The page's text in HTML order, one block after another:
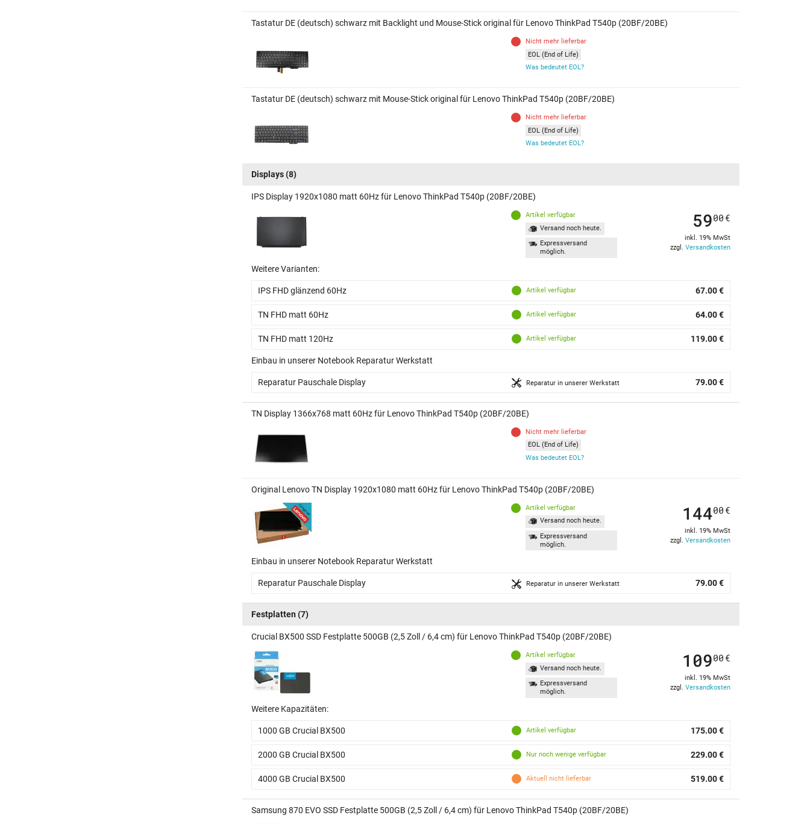
Tastatur DE (deutsch) schwarz mit Backlight und Mouse-Stick original für Lenovo ThinkPad T540p (20BF/20BE)
Nicht mehr lieferbar
EOL (End of Life)
Was bedeutet EOL?
Tastatur DE (deutsch) schwarz mit Mouse-Stick original für Lenovo ThinkPad T540p (20BF/20BE)
Nicht mehr lieferbar
EOL (End of Life)
Was bedeutet EOL?
Displays(8)
IPS Display 1920x1080 matt 60Hz für Lenovo ThinkPad T540p (20BF/20BE)
Artikel verfügbar
Versand noch heute.
Expressversand
möglich.
5900 €
inkl. 19% MwSt
zzgl. Versandkosten
Weitere Varianten:
IPS FHD glänzend 60Hz Artikel verfügbar 67.00 €
TN FHD matt 60Hz Artikel verfügbar 64.00 €
TN FHD matt 120Hz Artikel verfügbar 119.00 €
Einbau in unserer Notebook Reparatur Werkstatt
Reparatur Pauschale Display Reparatur in unserer Werkstatt 79.00 €
TN Display 1366x768 matt 60Hz für Lenovo ThinkPad T540p (20BF/20BE)
Nicht mehr lieferbar
EOL (End of Life)
Was bedeutet EOL?
Original Lenovo TN Display 1920x1080 matt 60Hz für Lenovo ThinkPad T540p (20BF/20BE)
Artikel verfügbar
Versand noch heute.
Expressversand
möglich.
14400 €
inkl. 19% MwSt
zzgl. Versandkosten
Einbau in unserer Notebook Reparatur Werkstatt
Reparatur Pauschale Display Reparatur in unserer Werkstatt 79.00 €
Festplatten (7)
Crucial BX500 SSD Festplatte 500GB (2,5 Zoll / 6,4 cm) für Lenovo ThinkPad T540p (20BF/20BE)
Artikel verfügbar
Versand noch heute.
Expressversand
möglich.
10900 €
inkl. 19% MwSt
zzgl. Versandkosten
Weitere Kapazitäten:
1000 GB Crucial BX500 Artikel verfügbar 175.00 €
2000 GB Crucial BX500 Nur noch wenige verfügbar 229.00 €
4000 GB Crucial BX500 Aktuell nicht lieferbar 519.00 €
Samsung 870 EVO SSD Festplatte 500GB (2,5 Zoll / 6,4 cm) für Lenovo ThinkPad T540p (20BF/20BE)